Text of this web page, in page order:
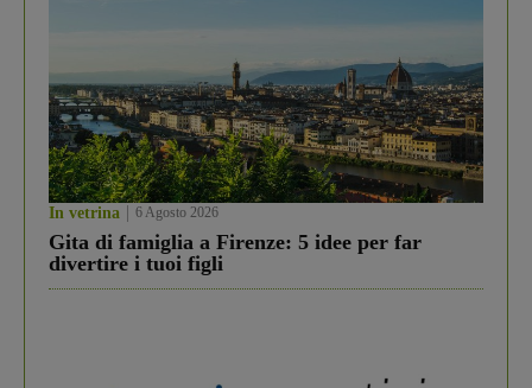
In vetrina 6 Agosto 2026
Gita di famiglia a Firenze: 5 idee per far
divertire i tuoi figli